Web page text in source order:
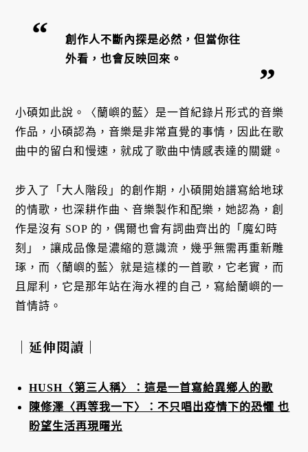
創作人不斷內探是必然，但當你往
外看，也會反映回來。
小碩如此說。〈蘭嶼的藍〉是一首紀錄片形式的音樂
作品，小碩認為，音樂是非常直覺的事情，因此在歌
曲中的留白和慢速，就成了歌曲中情感表達的關鍵。
步入了「大人階段」的創作期，小碩開始譜寫給地球
的情歌，也深耕作曲、音樂製作和配樂，她認為，創
作是沒有 SOP 的，偶爾也會有詞曲齊出的「魔幻時
刻」，讓成品像是濃縮的意識流，幾乎無需再重新雕
琢，而〈蘭嶼的藍〉就是這樣的一首歌，它老實，而
且犀利，它是那年站在海水裡的自己，寫給蘭嶼的一
首情詩。
｜延伸閱讀｜
HUSH〈第三人稱〉：這是一首寫給異鄉人的歌
陳修澤〈再等我一下〉：不只唱出疫情下的恐懼 也
盼望生活再現曙光